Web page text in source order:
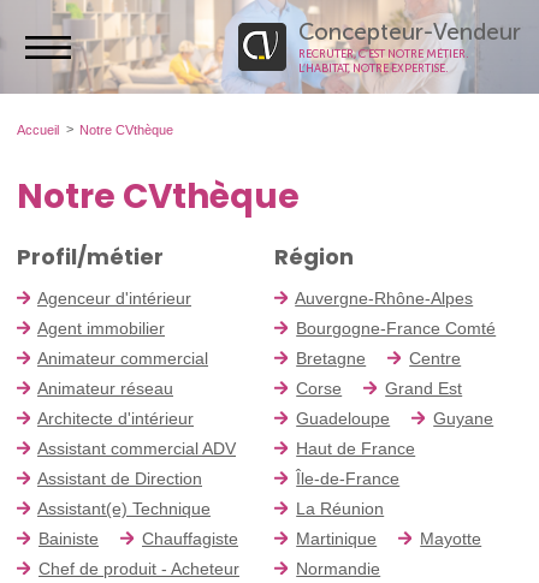
Concepteur-Vendeur
RECRUTER, C’EST NOTRE MÉTIER.
L’HABITAT, NOTRE EXPERTISE.
Accueil Notre CVthèque
Notre CVthèque
Profil/métier
Agenceur d'intérieur
Agent immobilier
Animateur commercial
Animateur réseau
Architecte d'intérieur
Assistant commercial ADV
Assistant de Direction
Assistant(e) Technique
Bainiste
Chauffagiste
Chef de produit - Acheteur
Région
Auvergne-Rhône-Alpes
Bourgogne-France Comté
Bretagne
Centre
Corse
Grand Est
Guadeloupe
Guyane
Haut de France
Île-de-France
La Réunion
Martinique
Mayotte
Normandie